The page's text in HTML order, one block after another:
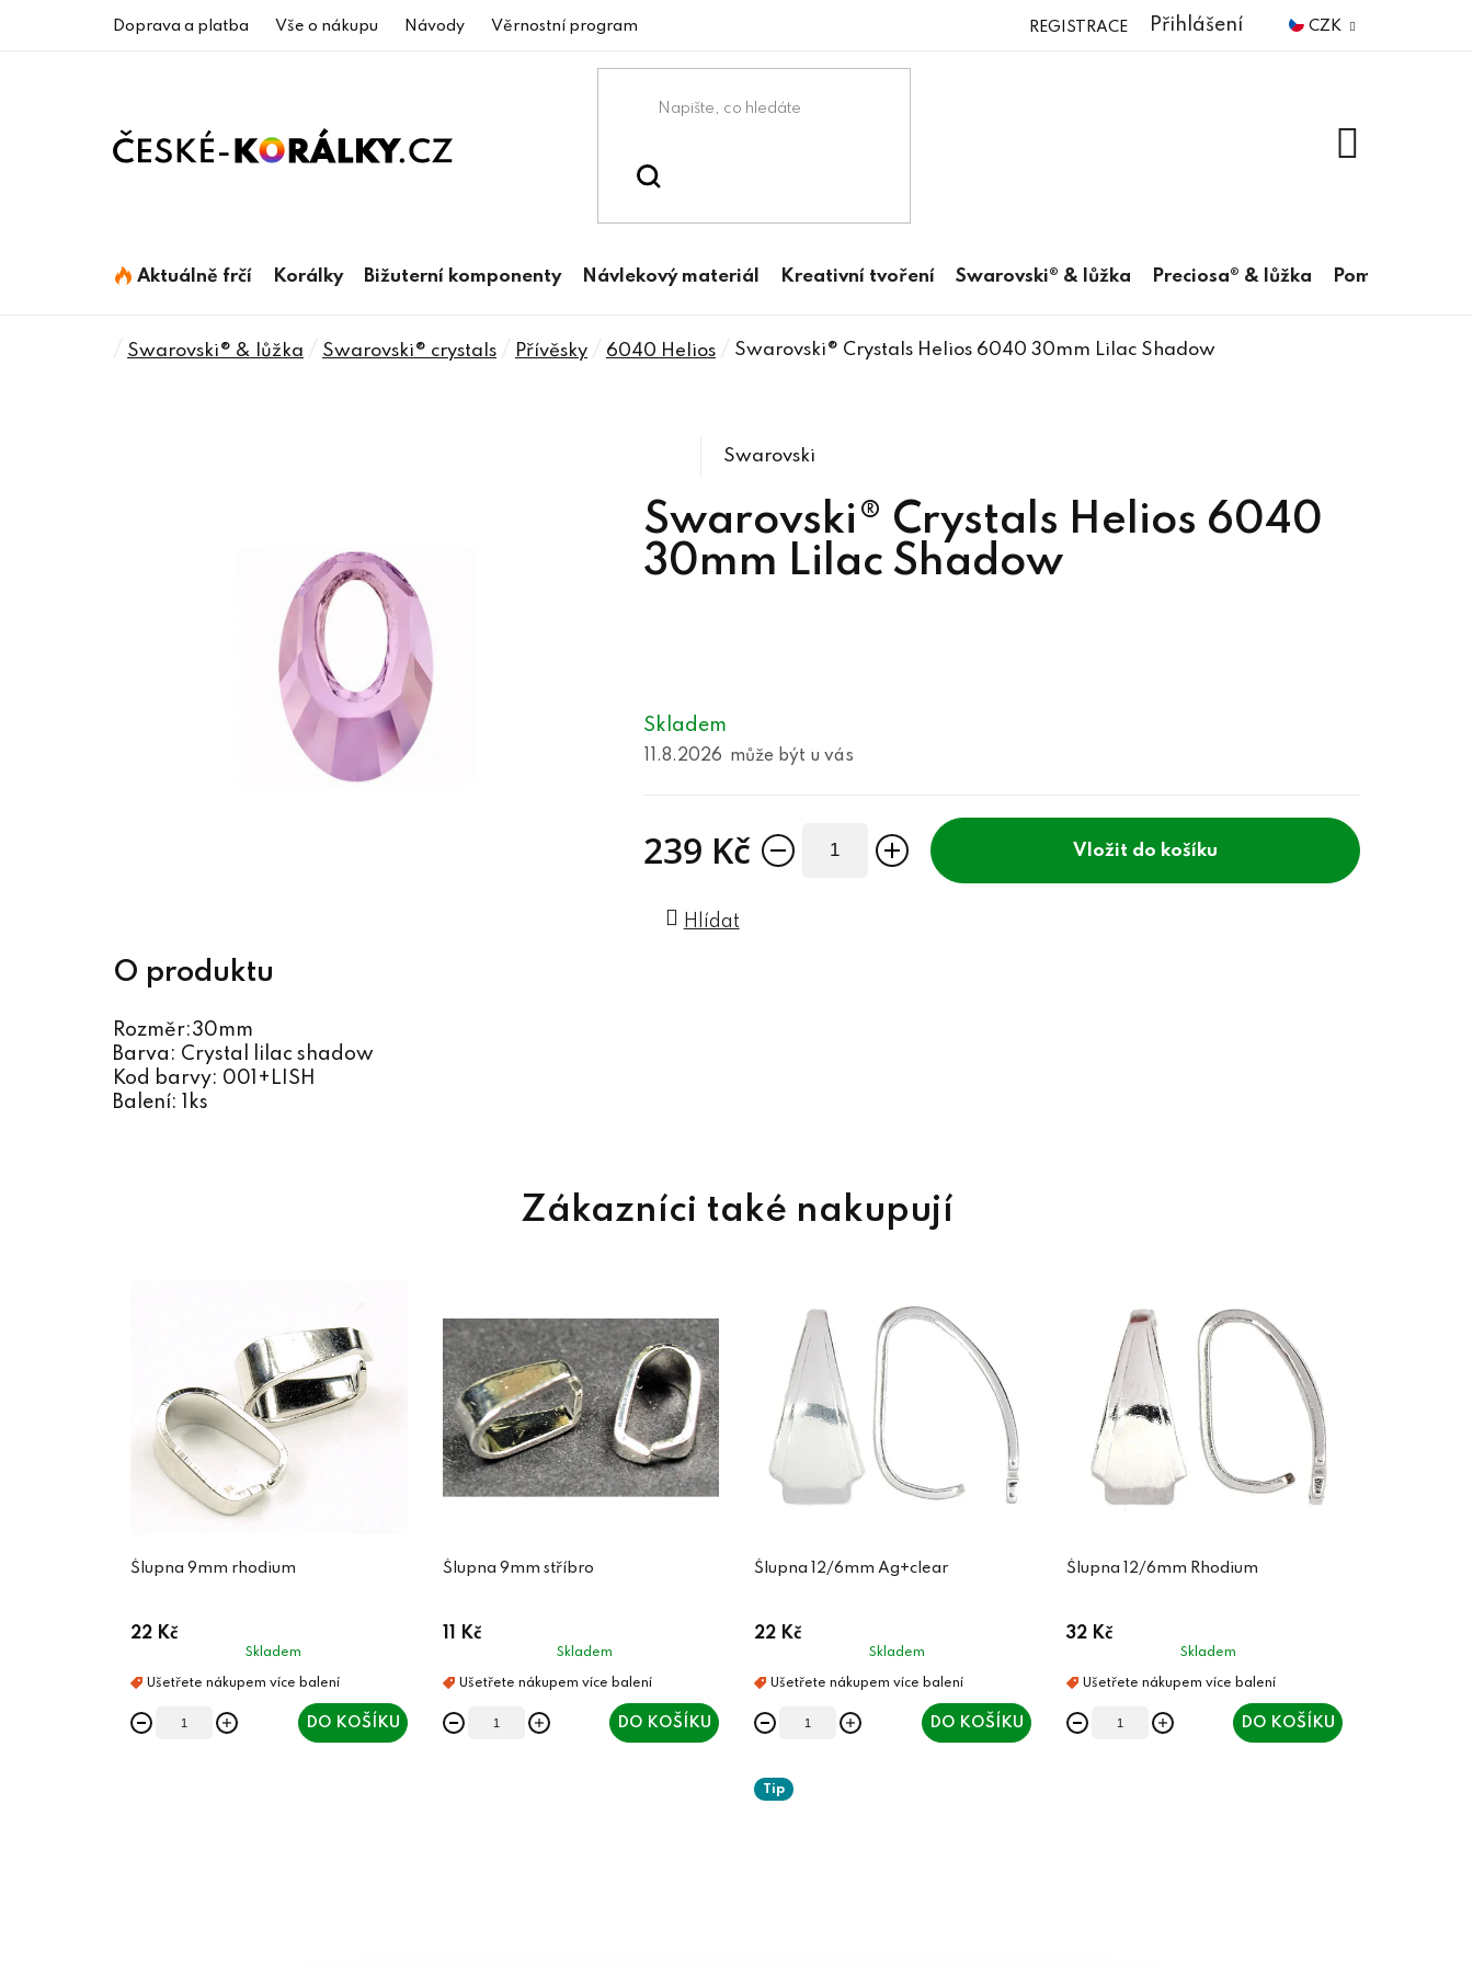
Doprava a platba Vše o nákupu Návody Věrnostní program CZK
Přihlášení
REGISTRACE
Aktuálně frčí Korálky Bižuterní komponenty Návlekový materiál Kreativní tvoření Swarovski® & lůžka Preciosa® & lůžka Pomůcky
Domů
Swarovski® & lůžka Swarovski® crystals Přívěsky 6040 Helios Swarovski® Crystals Helios 6040 30mm Lilac Shadow
Swarovski® Crystals Helios 6040
30mm Lilac Shadow
Swarovski
Skladem
11.8.2026
239 Kč do košíku
Hlídat
Rozměr:30mm
Barva: Crystal lilac shadow
Kod barvy: 001+LISH
Balení: 1ks
Šlupna 9mm rhodium
22 Kč
Skladem
DO KOŠÍKU
Šlupna 9mm stříbro
11 Kč
Skladem
DO KOŠÍKU
Šlupna 12/6mm Ag+clear
22 Kč
Skladem
DO KOŠÍKU
Šlupna 12/6mm Rhodium
32 Kč
Skladem
DO KOŠÍKU
Tip